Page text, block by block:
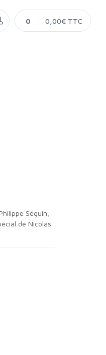
0 0,00€ TTC
de Nicolas